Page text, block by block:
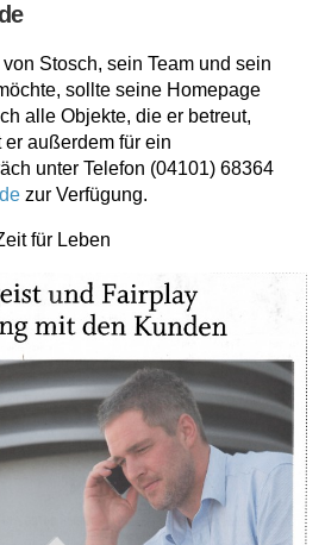
Stosch, sein Team und sein
sollte seine Homepage
alle Objekte, die er betreut,
er außerdem für ein
unter Telefon (04101) 68364
zur Verfügung.
für Leben